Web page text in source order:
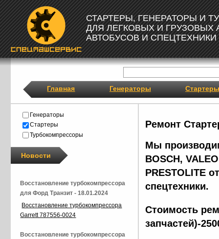
СТАРТЕРЫ, ГЕНЕРАТОРЫ И
ДЛЯ ЛЕГКОВЫХ И ГРУЗОВЫХ
АВТОБУСОВ И СПЕЦТЕХНИКИ
Главная Генераторы Стартеры
Ремонт
Мы
BOSCH,
PRESTOLITE
спецтехники.
Стоимость
запчастей)-
Генераторы
Стартеры
Турбокомпрессоры
Новости
Восстановление турбокомпрессора
для Форд Транзит - 18.01.2024
Восстановление турбокомпрессора
Garrett 787556-0024
Восстановление турбокомпрессора